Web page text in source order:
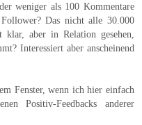
weniger als 100 Kommentare
Das nicht alle 30.000
aber in Relation gesehen,
Interessiert aber anscheinend
Fenster, wenn ich hier einfach
Positiv-Feedbacks anderer